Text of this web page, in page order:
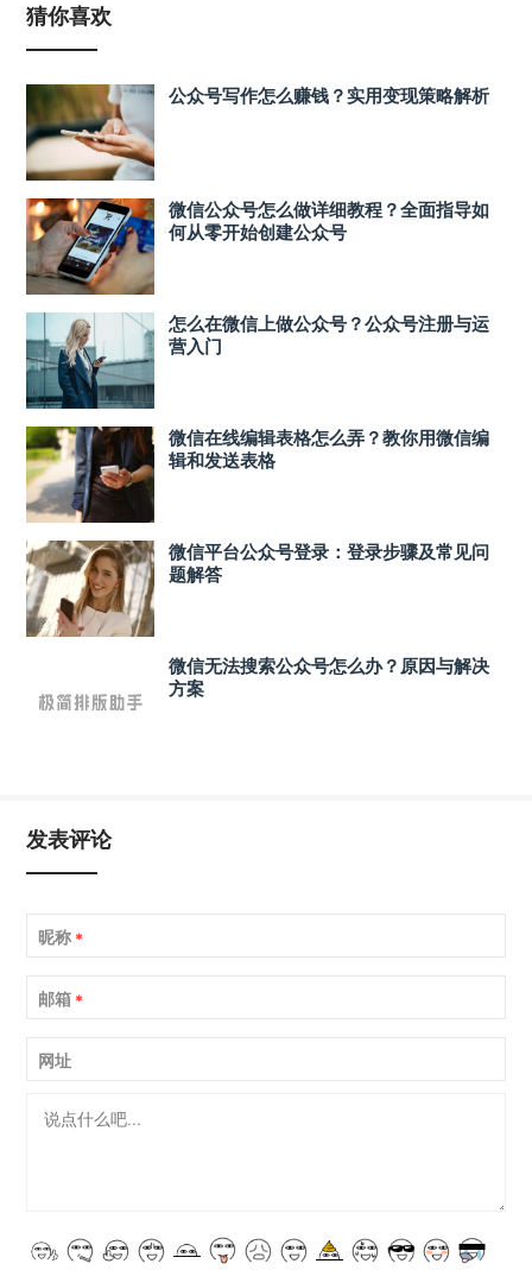
猜你喜欢
公众号写作怎么赚钱？实用变现策略解析
微信公众号怎么做详细教程？全面指导如
何从零开始创建公众号
怎么在微信上做公众号？公众号注册与运
营入门
微信在线编辑表格怎么弄？教你用微信编
辑和发送表格
微信平台公众号登录：登录步骤及常见问
题解答
微信无法搜索公众号怎么办？原因与解决
方案
发表评论
昵称 *
邮箱 *
网址